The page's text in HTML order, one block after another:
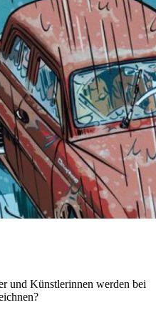
und Künstlerinnen werden bei